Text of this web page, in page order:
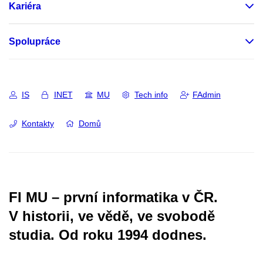
Kariéra
Spolupráce
IS INET MU Tech info FAdmin
Kontakty Domů
FI MU – první informatika v ČR.
V historii, ve vědě, ve svobodě
studia. Od roku 1994 dodnes.